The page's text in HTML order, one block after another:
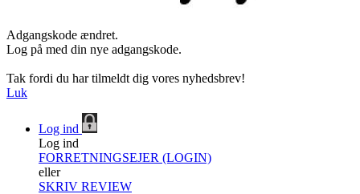
Adgangskode ændret.
Log på med din nye adgangskode.
Tak fordi du har tilmeldt dig vores nyhedsbrev!
Luk
Log ind
Log ind
FORRETNINGSEJER (LOGIN)
eller
SKRIV REVIEW